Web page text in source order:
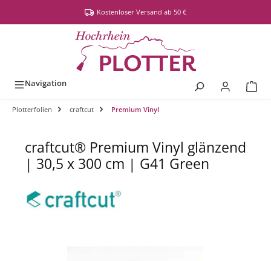
Kostenloser Versand ab 50 €
Navigation
Plotterfolien craftcut Premium Vinyl
craftcut® Premium Vinyl glänzend
| 30,5 x 300 cm | G41 Green